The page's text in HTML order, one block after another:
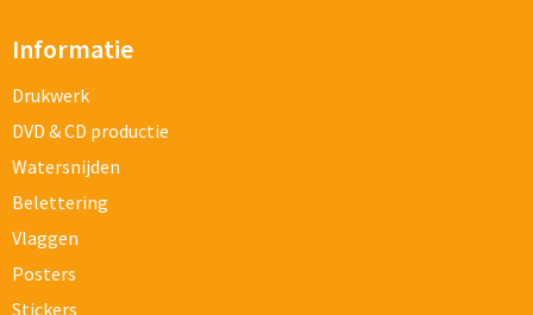
Informatie
Drukwerk
DVD & CD productie
Watersnijden
Belettering
Vlaggen
Posters
Stickers